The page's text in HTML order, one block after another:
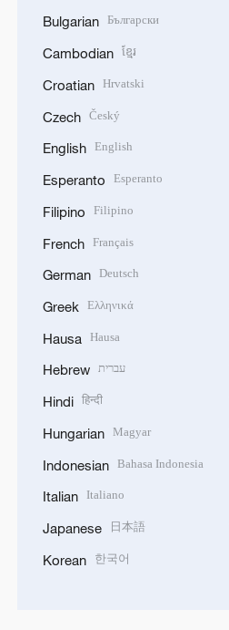
Bulgarian Български
Cambodian ខ្មែរ
Croatian Hrvatski
Czech Český
English English
Esperanto Esperanto
Filipino Filipino
French Français
German Deutsch
Greek Ελληνικά
Hausa Hausa
Hebrew עברית
Hindi हिन्दी
Hungarian Magyar
Indonesian Bahasa Indonesia
Italian Italiano
Japanese 日本語
Korean 한국어